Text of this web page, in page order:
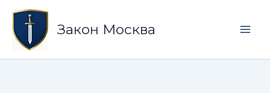
Перейти
содержимомуЗакон Москва